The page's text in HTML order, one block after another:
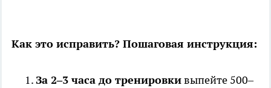
Как это исправить? Пошаговая инструкция:
За 2–3 часа до тренировкивыпейте 500–